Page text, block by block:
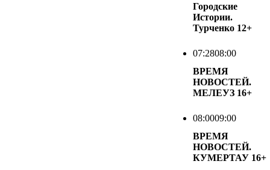
Городские
Истории.
Турченко 12+
07:2808:00
ВРЕМЯ
НОВОСТЕЙ.
МЕЛЕУЗ 16+
08:0009:00
ВРЕМЯ
НОВОСТЕЙ.
КУМЕРТАУ 16+